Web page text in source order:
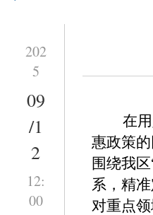
202
5
09
/1
2
12:
00
在用
惠政策
围绕我区
系，精
对重点